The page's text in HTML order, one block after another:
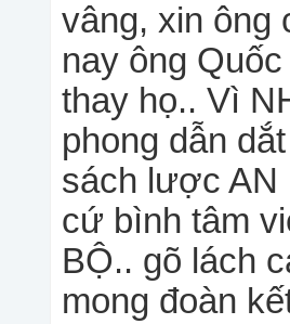
vâng, xin ông
nay ông
thay họ.. Vì
phong dẫn
sách lược AN
cứ bình tâm
BỘ.. gõ lách
mong đoàn